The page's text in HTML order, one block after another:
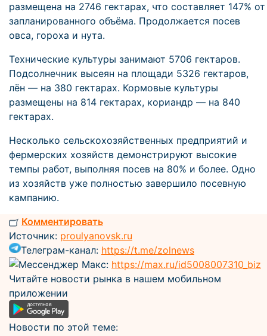
размещена на 2746 гектарах, что составляет 147% от
запланированного объёма. Продолжается посев
овса, гороха и нута.
Технические культуры занимают 5706 гектаров.
Подсолнечник высеян на площади 5326 гектаров,
лён — на 380 гектарах. Кормовые культуры
размещены на 814 гектарах, кориандр — на 840
гектарах.
Несколько сельскохозяйственных предприятий и
фермерских хозяйств демонстрируют высокие
темпы работ, выполняя посев на 80% и более. Одно
из хозяйств уже полностью завершило посевную
кампанию.
Комментировать
Источник: proulyanovsk.ru
Телеграм-канал: https://t.me/zolnews
Мессенджер Макс: https://max.ru/id5008007310_biz
Читайте новости рынка в нашем мобильном
приложении
Новости по этой теме: